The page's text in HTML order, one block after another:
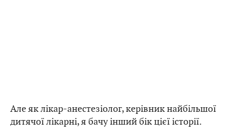
Але як лікар-анестезіолог, керівник найбільшої
дитячої лікарні, я бачу інший бік цієї історії.